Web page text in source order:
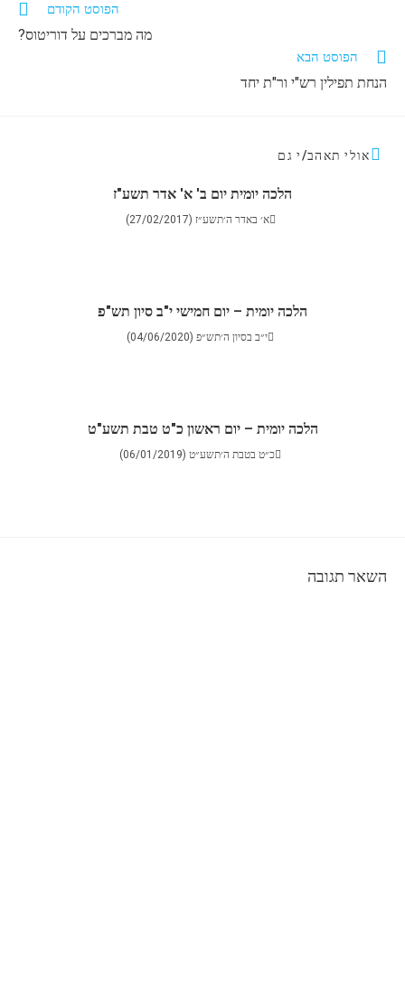
הפוסט הקודם
מה מברכים על דוריטוס?
הפוסט הבא
הנחת תפילין רש"י ור"ת יחד
אולי תאהב/י גם
הלכה יומית יום ב' א' אדר תשע"ז
א׳ באדר ה׳תשע״ז (27/02/2017)
הלכה יומית – יום חמישי י"ב סיון תש"פ
י״ב בסיון ה׳תש״פ (04/06/2020)
הלכה יומית – יום ראשון כ"ט טבת תשע"ט
כ״ט בטבת ה׳תשע״ט (06/01/2019)
השאר תגובה